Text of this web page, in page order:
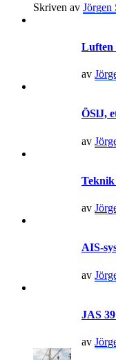
Skriven av Jörgen
Luften
av
ÖSlJ,
av
Teknik
av
AIS-
av
JAS
av